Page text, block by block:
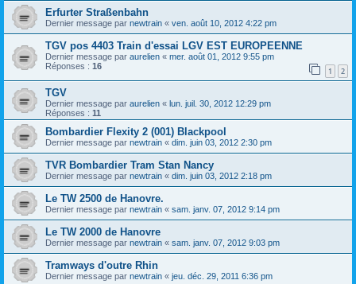
Erfurter Straßenbahn
Dernier message par newtrain « ven. août 10, 2012 4:22 pm
TGV pos 4403 Train d'essai LGV EST EUROPEENNE
Dernier message par aurelien « mer. août 01, 2012 9:55 pm
Réponses : 16 1 2
TGV
Dernier message par aurelien « lun. juil. 30, 2012 12:29 pm
Réponses : 11
Bombardier Flexity 2 (001) Blackpool
Dernier message par newtrain « dim. juin 03, 2012 2:30 pm
TVR Bombardier Tram Stan Nancy
Dernier message par newtrain « dim. juin 03, 2012 2:18 pm
Le TW 2500 de Hanovre.
Dernier message par newtrain « sam. janv. 07, 2012 9:14 pm
Le TW 2000 de Hanovre
Dernier message par newtrain « sam. janv. 07, 2012 9:03 pm
Tramways d'outre Rhin
Dernier message par newtrain « jeu. déc. 29, 2011 6:36 pm